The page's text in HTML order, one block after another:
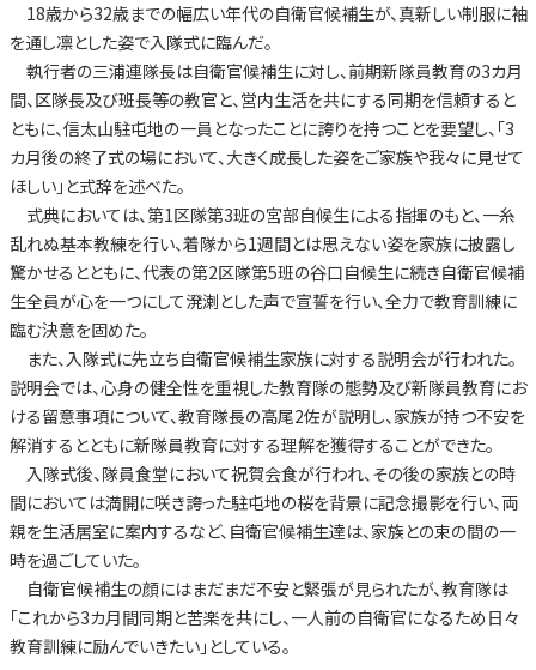
18歳から32歳までの幅広い年代の自衛官候補生が、真新しい制服に袖
を通し凛とした姿で入隊式に臨んだ。
執行者の三浦連隊長は自衛官候補生に対し、前期新隊員教育の3カ月
間、区隊長及び班長等の教官と、営内生活を共にする同期を信頼すると
ともに、信太山駐屯地の一員となったことに誇りを持つことを要望し、「3
カ月後の終了式の場において、大きく成長した姿をご家族や我々に見せて
ほしい」と式辞を述べた。
式典においては、第1区隊第3班の宮部自候生による指揮のもと、一糸
乱れぬ基本教練を行い、着隊から1週間とは思えない姿を家族に披露し
驚かせるとともに、代表の第2区隊第5班の谷口自候生に続き自衛官候補
生全員が心を一つにして溌溂とした声で宣誓を行い、全力で教育訓練に
臨む決意を固めた。
また、入隊式に先立ち自衛官候補生家族に対する説明会が行われた。
説明会では、心身の健全性を重視した教育隊の態勢及び新隊員教育にお
ける留意事項について、教育隊長の高尾2佐が説明し、家族が持つ不安を
解消するとともに新隊員教育に対する理解を獲得することができた。
入隊式後、隊員食堂において祝賀会食が行われ、その後の家族との時
間においては満開に咲き誇った駐屯地の桜を背景に記念撮影を行い、両
親を生活居室に案内するなど、自衛官候補生達は、家族との束の間の一
時を過ごしていた。
自衛官候補生の顔にはまだまだ不安と緊張が見られたが、教育隊は
「これから3カ月間同期と苦楽を共にし、一人前の自衛官になるため日々
教育訓練に励んでいきたい」としている。